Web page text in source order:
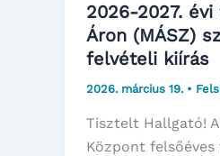
2026-2027.
Áron (MÁSZ)
felvételi kiírás
2026. március 19. •
Tisztelt Hallgató!
Központ